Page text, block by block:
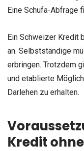
Eine Schufa-Abfrage
Ein Schweizer Kredit
an. Selbstständige
erbringen. Trotzdem
und etablierte
Darlehen zu erhalten.
Kredit